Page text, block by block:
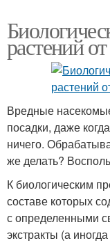
растений
Вредные
посадки, даже
ничего.
же делать?
К биологическим
составе которых
с определенными
экстракты (а